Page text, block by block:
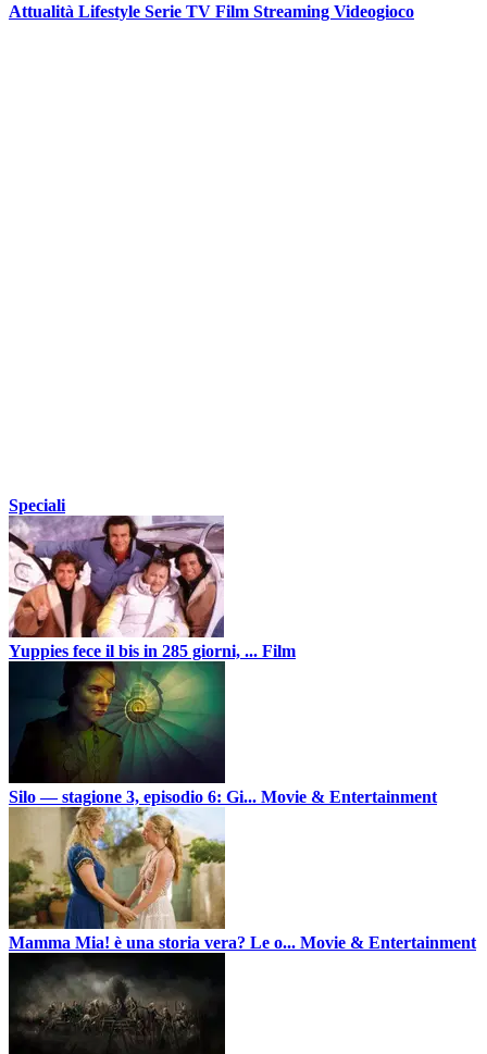
Attualità Lifestyle Serie TV Film Streaming Videogioco
Speciali
Yuppies fece il bis in 285 giorni, ... Film
Silo — stagione 3, episodio 6: Gi... Movie & Entertainment
Mamma Mia! è una storia vera? Le o... Movie & Entertainment